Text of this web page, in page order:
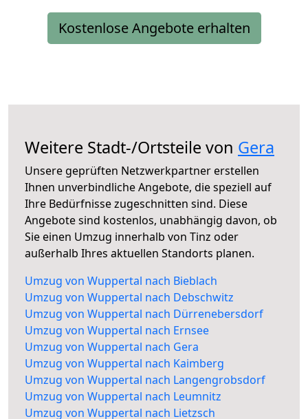
Kostenlose Angebote erhalten
Weitere Stadt-/Ortsteile von Gera
Unsere geprüften Netzwerkpartner erstellen
Ihnen unverbindliche Angebote, die speziell auf
Ihre Bedürfnisse zugeschnitten sind. Diese
Angebote sind kostenlos, unabhängig davon, ob
Sie einen Umzug innerhalb von Tinz oder
außerhalb Ihres aktuellen Standorts planen.
Umzug von Wuppertal nach Bieblach
Umzug von Wuppertal nach Debschwitz
Umzug von Wuppertal nach Dürrenebersdorf
Umzug von Wuppertal nach Ernsee
Umzug von Wuppertal nach Gera
Umzug von Wuppertal nach Kaimberg
Umzug von Wuppertal nach Langengrobsdorf
Umzug von Wuppertal nach Leumnitz
Umzug von Wuppertal nach Lietzsch